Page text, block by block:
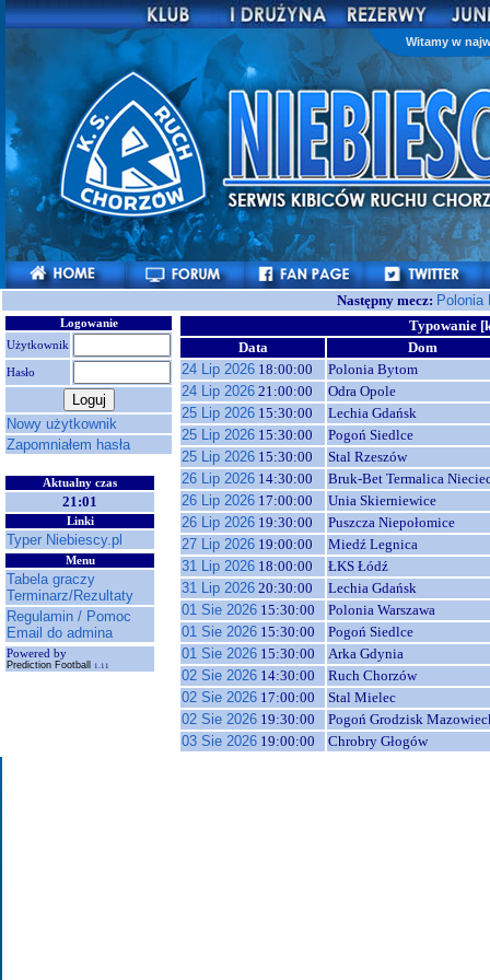
Witamy w
Następny mecz:
Logowanie
Użytkownik
Hasło
Nowy użytkownik
Zapomniałem hasła
Aktualny czas
21:01
Linki
Typer Niebiescy.pl
Menu
Tabela graczy
Terminarz/Rezultaty
Regulamin / Pomoc
Email do admina
Powered by
Prediction Football 1.11
Typowanie
Data
Dom
24 Lip 2026 18:00:00
Polonia Bytom
24 Lip 2026 21:00:00
Odra Opole
25 Lip 2026 15:30:00
Lechia Gdańsk
25 Lip 2026 15:30:00
Pogoń Siedlce
25 Lip 2026 15:30:00
Stal Rzeszów
26 Lip 2026 14:30:00
Bruk-Bet Termalica
26 Lip 2026 17:00:00
Unia Skierniewice
26 Lip 2026 19:30:00
Puszcza Niepołomice
27 Lip 2026 19:00:00
Miedź Legnica
31 Lip 2026 18:00:00
ŁKS Łódź
31 Lip 2026 20:30:00
Lechia Gdańsk
01 Sie 2026 15:30:00
Polonia Warszawa
01 Sie 2026 15:30:00
Pogoń Siedlce
01 Sie 2026 15:30:00
Arka Gdynia
02 Sie 2026 14:30:00
Ruch Chorzów
02 Sie 2026 17:00:00
Stal Mielec
02 Sie 2026 19:30:00
Pogoń Grodzisk
03 Sie 2026 19:00:00 Chrobry Głogów